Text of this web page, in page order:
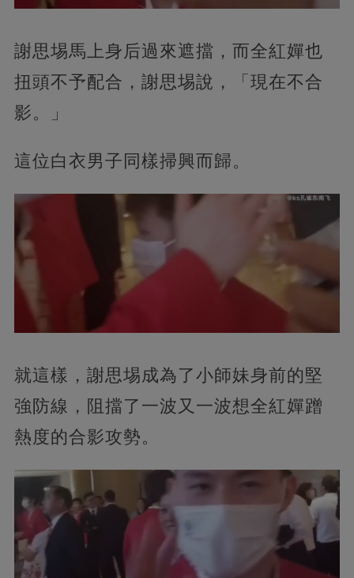
謝思埸馬上身后過來遮擋，而全紅嬋也
扭頭不予配合，謝思埸說，「現在不合
影。」
這位白衣男子同樣掃興而歸。
就這樣，謝思埸成為了小師妹身前的堅
強防線，阻擋了一波又一波想全紅嬋蹭
熱度的合影攻勢。